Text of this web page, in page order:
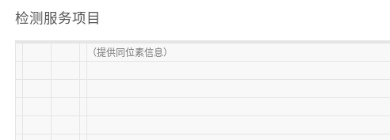
检测服务项目
（提供同位素信息）